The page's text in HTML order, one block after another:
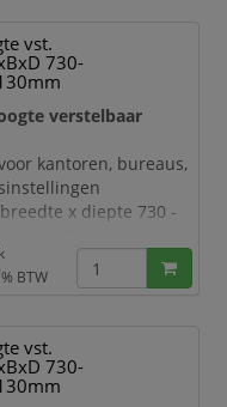
25 mm
120 kg
van 42 dB
van staal met
poedercoating
via 2
vst.
730-
verstelbaar
kantoren, bureaus,
x diepte 730 -
met
25 mm
120 kg
BTW
vst.
730-